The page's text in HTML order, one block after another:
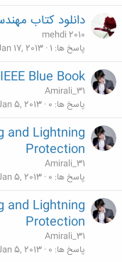
دانلود کتاب
mehdi 2010
پاسخ ها 1
17, 2013
IEEE Blue Book
Amirali_31
پاسخ ها 0
5, 2013
and Lightning
Protection
Amirali_31
پاسخ ها 0
5, 2013
and Lightning
Protection
Amirali_31
پاسخ ها 0
5, 2013